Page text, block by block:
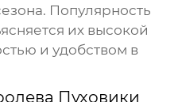
Популярность
их высокой
и удобством в
Пуховики